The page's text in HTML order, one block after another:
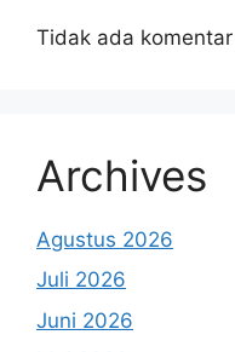
Tidak ada
Archives
Agustus 2026
Juli 2026
Juni 2026